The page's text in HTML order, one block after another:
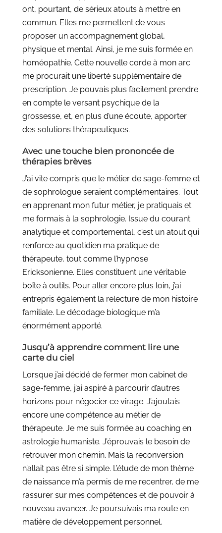
ont, pourtant, de sérieux atouts à mettre en
commun. Elles me permettent de vous
proposer un accompagnement global,
physique et mental. Ainsi, je me suis formée en
homéopathie. Cette nouvelle corde à mon arc
me procurait une liberté supplémentaire de
prescription. Je pouvais plus facilement prendre
en compte le versant psychique de la
grossesse, et, en plus d’une écoute, apporter
des solutions thérapeutiques.
Avec une touche bien prononcée de
thérapies brèves
J’ai vite compris que le métier de sage-femme et
de sophrologue seraient complémentaires. Tout
en apprenant mon futur métier, je pratiquais et
me formais à la sophrologie. Issue du courant
analytique et comportemental, c’est un atout qui
renforce au quotidien ma pratique de
thérapeute, tout comme l’hypnose
Ericksonienne. Elles constituent une véritable
boîte à outils. Pour aller encore plus loin, j’ai
entrepris également la relecture de mon histoire
familiale. Le décodage biologique m’a
énormément apporté.
Jusqu’à apprendre comment lire une
carte du ciel
Lorsque j’ai décidé de fermer mon cabinet de
sage-femme, j’ai aspiré à parcourir d’autres
horizons pour négocier ce virage. J’ajoutais
encore une compétence au métier de
thérapeute. Je me suis formée au coaching en
astrologie humaniste. J’éprouvais le besoin de
retrouver mon chemin. Mais la reconversion
n’allait pas être si simple. L’étude de mon thème
de naissance m’a permis de me recentrer, de me
rassurer sur mes compétences et de pouvoir à
nouveau avancer. Je poursuivais ma route en
matière de développement personnel.